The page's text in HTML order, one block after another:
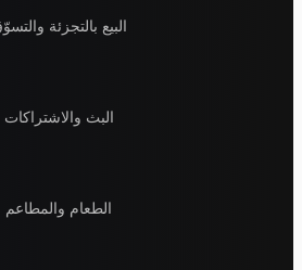
البيع بالتجزئة والتسوّق
البث والاشتراكات
الطعام والمطاعم